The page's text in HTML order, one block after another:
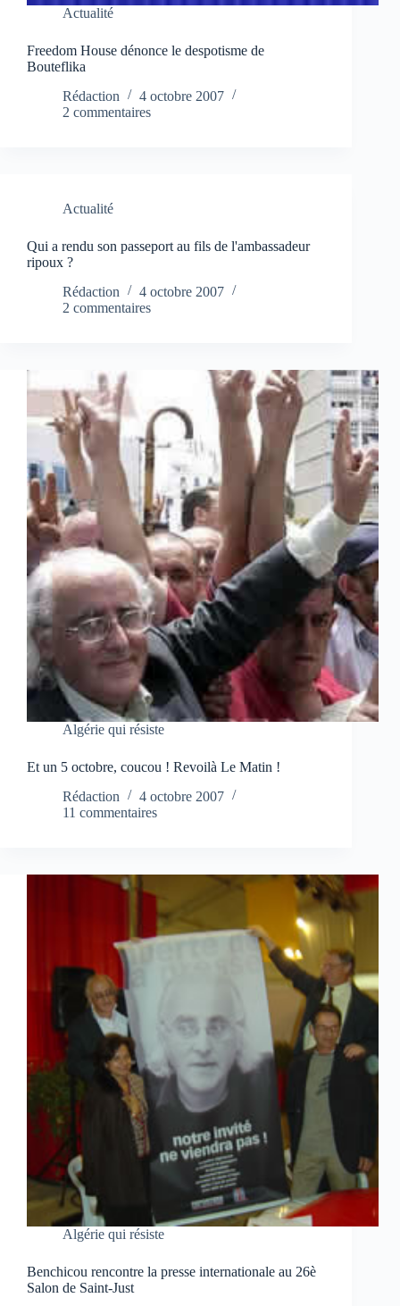
Actualité
Freedom House dénonce le despotisme de
Bouteflika
Rédaction
4 octobre 2007
2 commentaires
Actualité
Qui a rendu son passeport au fils de l'ambassadeur
ripoux ?
Rédaction
4 octobre 2007
2 commentaires
Algérie qui résiste
Et un 5 octobre, coucou ! Revoilà Le Matin !
Rédaction
4 octobre 2007
11 commentaires
Algérie qui résiste
Benchicou rencontre la presse internationale au 26è
Salon de Saint-Just